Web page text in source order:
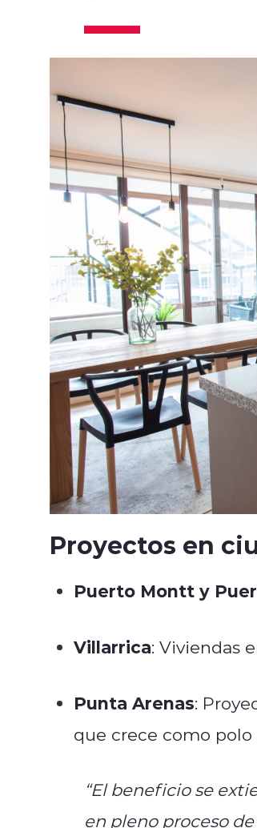
Proyectos en
Puerto Montt y
Villarrica: Viviendas
Punta Arenas:
que crece como
“El beneficio se
en pleno proceso